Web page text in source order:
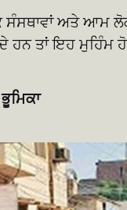
ਸੰਸਥਾਵਾਂ ਅਤੇ ਆਮ
ਹਨ ਤਾਂ ਇਹ ਮੁਹਿੰਮ